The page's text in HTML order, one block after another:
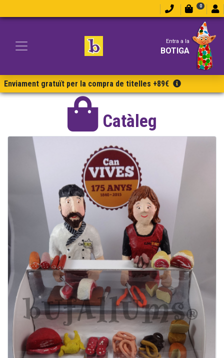
0
Entra a la
BOTIGA
Enviament gratuït per la compra de titelles +89€
Catàleg